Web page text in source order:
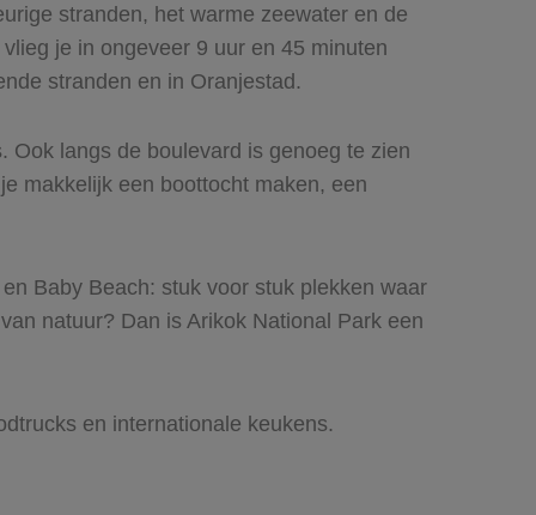
stranden, het warme zeewater en de
je in ongeveer 9 uur en 45 minuten
stranden en in Oranjestad.
langs de boulevard is genoeg te zien
makkelijk een boottocht maken, een
Baby Beach: stuk voor stuk plekken waar
natuur? Dan is Arikok National Park een
en internationale keukens.